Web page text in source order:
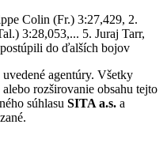
Colin (Fr.) 3:27,429, 2.
3:28,053,... 5. Juraj Tarr,
do ďalších bojov
uvedené agentúry. Všetky
rozširovanie obsahu tejto
súhlasu SITA a.s. a